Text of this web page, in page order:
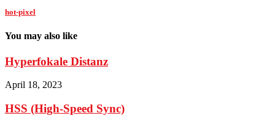
hot-pixel
You may also like
Hyperfokale Distanz
April 18, 2023
HSS (High-Speed Sync)